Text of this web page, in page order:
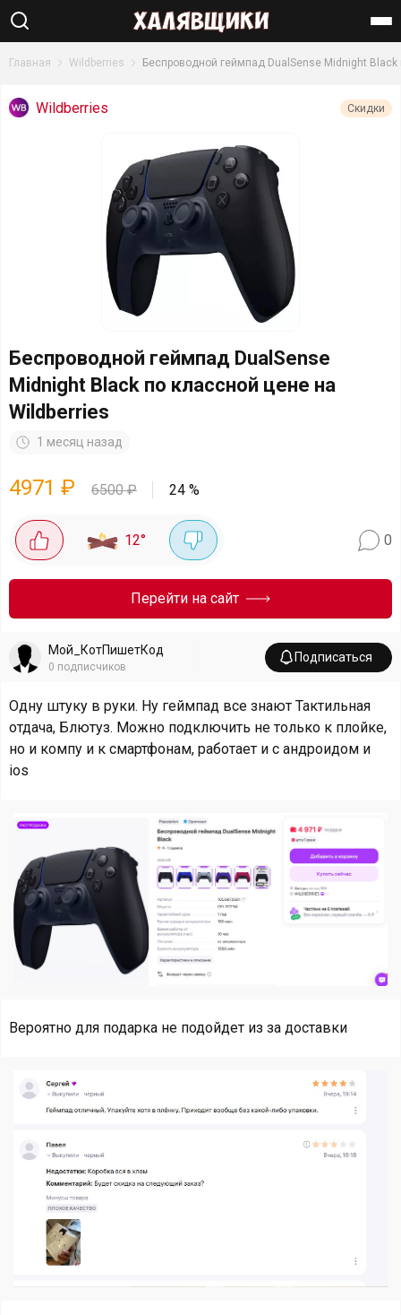
Найти
Главная Wildberries Беспроводной геймпад DualSense Midnight Black
Wildberries Скидки
Беспроводной геймпад DualSense
Midnight Black по классной цене на
Wildberries
1 месяц назад
4971 ₽ 6500₽ 24 %
12° 0
Перейти на сайт
Мой_КотПишетКод
0 подписчиков
Подписаться
Одну штуку в руки. Ну геймпад все знают Тактильная
отдача, Блютуз. Можно подключить не только к плойке,
но и компу и к смартфонам, работает и с андроидом и
ios
Вероятно для подарка не подойдет из за доставки